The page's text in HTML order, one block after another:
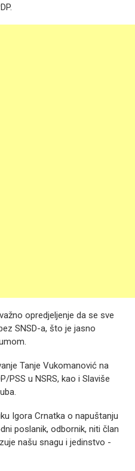
opredjeljenje da se sve
SNSD-a, što je jasno
Tanje Vukomanović na
PSS u NSRS, kao i Slaviše
Igora Crnatka o napuštanju
poslanik, odbornik, niti član
našu snagu i jedinstvo -